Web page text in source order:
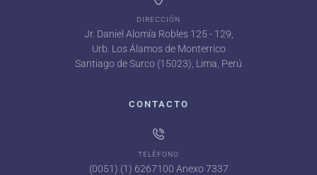
DIRECCIÓN
Jr. Daniel Alomía Robles 125 - 129,
Urb. Los Álamos de Monterrico
Santiago de Surco (15023), Lima, Perú
CONTACTO
TELÉFONO
(0051) (1) 6267100 Anexo 7337